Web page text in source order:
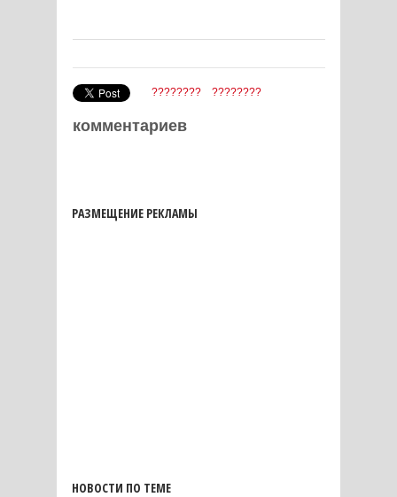
???????? ????????
комментариев
РАЗМЕЩЕНИЕ РЕКЛАМЫ
НОВОСТИ ПО ТЕМЕ